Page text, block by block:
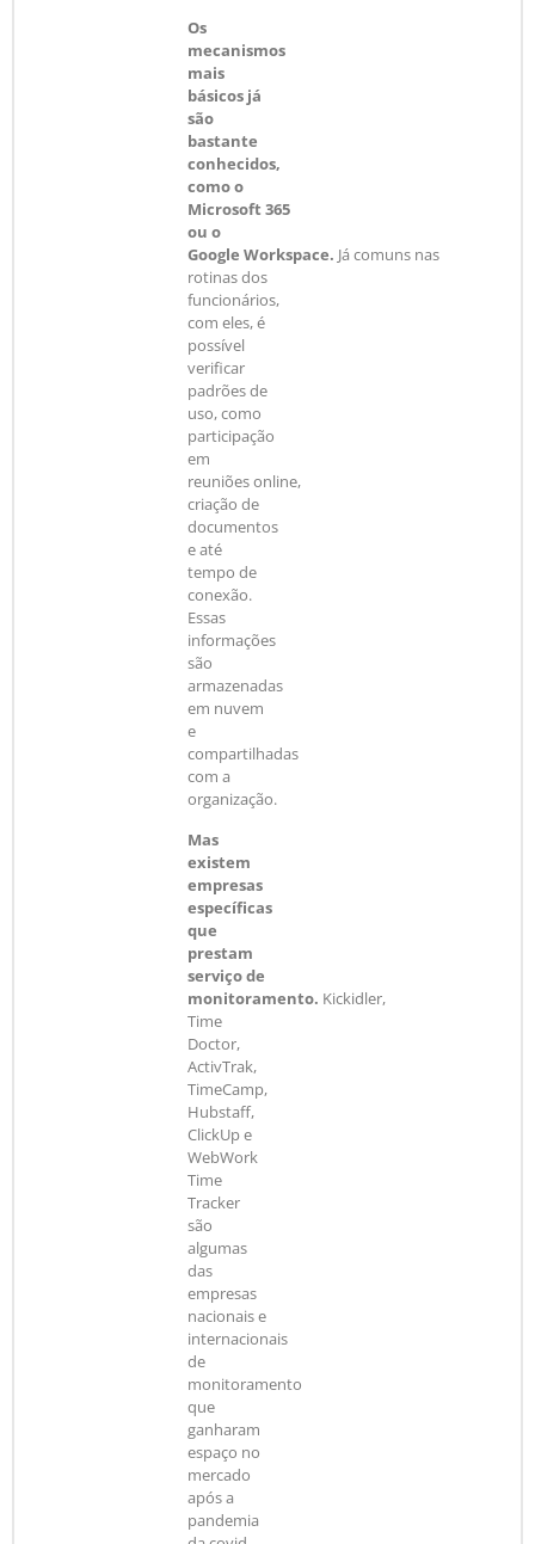
Os
mecanismos
mais
básicos já
são
bastante
conhecidos,
como o
Microsoft 365
ou o
Google Workspace. Já comuns nas
rotinas dos
funcionários,
com eles, é
possível
verificar
padrões de
uso, como
participação
em
reuniões online,
criação de
documentos
e até
tempo de
conexão.
Essas
informações
são
armazenadas
em nuvem
e
compartilhadas
com a
organização.
Mas
existem
empresas
específicas
que
prestam
serviço de
monitoramento. Kickidler,
Time
Doctor,
ActivTrak,
TimeCamp,
Hubstaff,
ClickUp e
WebWork
Time
Tracker
são
algumas
das
empresas
nacionais e
internacionais
de
monitoramento
que
ganharam
espaço no
mercado
após a
pandemia